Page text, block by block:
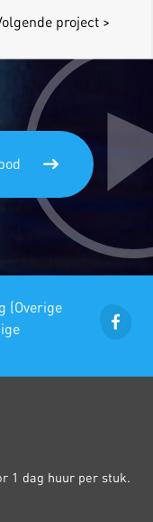
project >
(Overige
1 dag huur per stuk.